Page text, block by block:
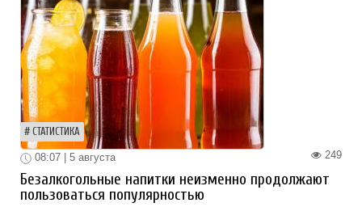
СТАТИСТИКА
249
08:07 | 5 августа
Безалкогольные напитки неизменно продолжают
пользоваться популярностью